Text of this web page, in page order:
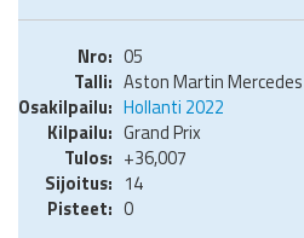
05
Aston Martin Mercedes
Hollanti 2022
Grand Prix
+36,007
14
0